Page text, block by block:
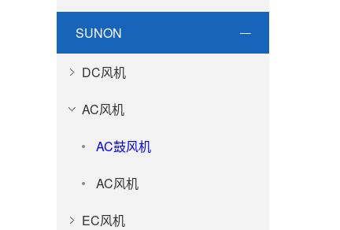
SUNON
DC风机
AC风机
AC鼓风机
AC风机
EC风机